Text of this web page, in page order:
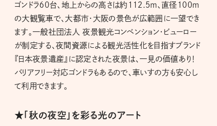
ゴンドラ60台、地上からの高さは約112.5ｍ、直径100ｍ
の大観覧車で、大都市・大阪の景色が広範囲に一望でき
ます。一般社団法人 夜景観光コンベンション・ビューロー
が制定する、夜間資源による観光活性化を目指すブランド
『日本夜景遺産』に認定された夜景は、一見の価値あり！
バリアフリー対応ゴンドラもあるので、車いすの方も安心し
て利用できます。
★「秋の夜空」を彩る光のアート